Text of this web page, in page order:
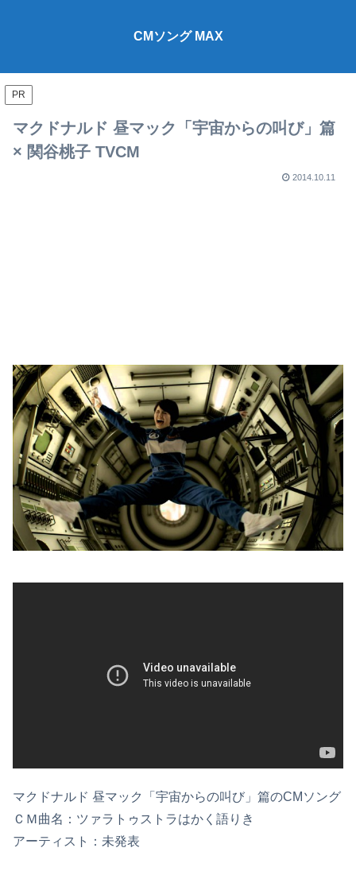
CMソング MAX
PR
マクドナルド 昼マック「宇宙からの叫び」篇
× 関谷桃子 TVCM
2014.10.11
マクドナルド 昼マック「宇宙からの叫び」篇のCMソング
ＣＭ曲名：ツァラトゥストラはかく語りき
アーティスト：未発表